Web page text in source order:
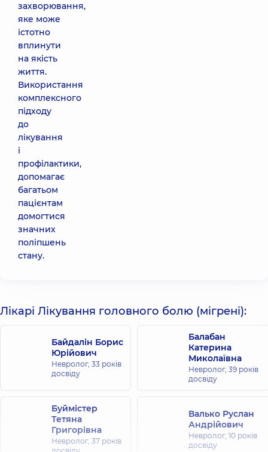
захворювання,
яке може
істотно
вплинути
на якість
життя.
Використання
комплексного
підходу
до
лікування
і
профілактики,
допомагає
багатьом
пацієнтам
домогтися
значних
поліпшень
стану.
Лікарі Лікування головного болю (мігрені):
Байдалін Борис
Юрійович
Невролог, 33 років
досвіду
Балабан
Катерина
Миколаївна
Невролог, 39 років
досвіду
Буймістер
Тетяна
Григорівна
Невролог, 37 років
Валько Руслан
Андрійович
Невролог, 10 років
досвіду